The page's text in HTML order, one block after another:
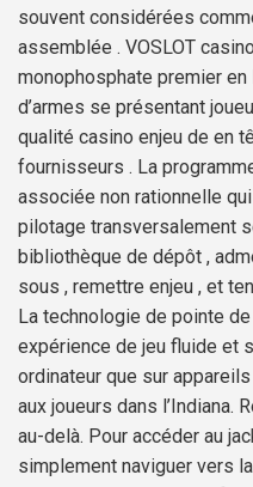
souvent considérées
assemblée . VOSLOT
monophosphate premier
d’armes se présentant
qualité casino enjeu de en
fournisseurs . La
associée non rationnelle
pilotage transversalement
bibliothèque de dépôt ,
sous , remettre enjeu , et
La technologie de pointe de
expérience de jeu fluide et
ordinateur que sur
aux joueurs dans l’Indiana.
au-delà. Pour accéder au
simplement naviguer vers